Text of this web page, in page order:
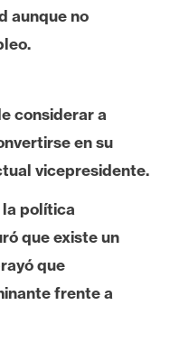
aunque no
considerar a
en su
vicepresidente.
política
que existe un
que
frente a